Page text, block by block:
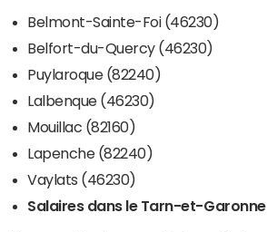
Belmont-Sainte-Foi (46230)
Belfort-du-Quercy (46230)
Puylaroque (82240)
Lalbenque (46230)
Mouillac (82160)
Lapenche (82240)
Vaylats (46230)
Salaires dans le Tarn-et-Garonne